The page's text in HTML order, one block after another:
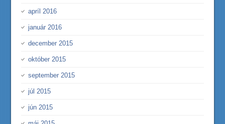
apríl 2016
január 2016
december 2015
október 2015
september 2015
júl 2015
jún 2015